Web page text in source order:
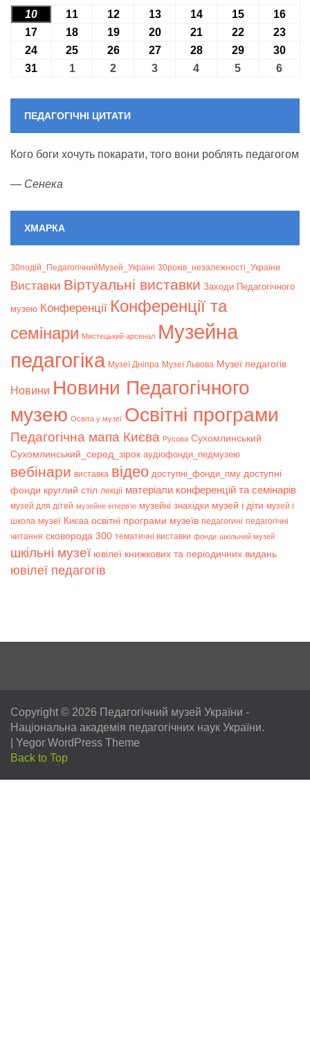
10 10.08.2026
11 11.08.2026
1212.08.2026
1313.08.2026
1414.08.2026
1515.08.2026
16
17 17.08.2026
18 18.08.2026
1919.08.2026
2020.08.2026
2121.08.2026
2222.08.2026
23
24 24.08.2026
25 25.08.2026
2626.08.2026
2727.08.2026
2828.08.2026
2929.08.2026
30
31 31.08.2026
101.09.2026
2 02.09.2026
3 03.09.2026
4 04.09.2026
5 05.09.2026
6
ПЕДАГОГІЧНІ ЦИТАТИ
Кого боги хочуть покарати, того вони роблять педагогом
— Сенека
ХМАРКА
30подій_ПедагогічнийМузей_Україні 30років_незалежності_України
Bиставки Віртуальні виставки Заходи Педагогічного
музею Конференції Конференції та
семінари Мистецький арсенал Музейна
педагогіка Музеї Дніпра Музеї Львова Музеї педагогів
Новини Новини Педагогічного
музею Освіта у музеї Освітні програми
Педагогічна мапа Києва Русова Сухомлинський
Сухомлинський_серед_зірок аудіофонди_педмузею
вебінари виставка відео доступні_фонди_пму доступні
фонди круглий стіл лекції матеріали конференцій та семінарів
музей для дітей музейне інтерв’ю музейні знахідки музей і діти музей і
школа музеї Києва освітні програми музеїв педагогині педагогічні
читання сковорода 300 тематичні виставки фонди шкільний музей
шкільні музеї ювілеї книжкових та періодичних видань
ювілеї педагогів
Copyright © 2026 Педагогічний музей України -
Національна академія педагогічних наук України.
Yegor WordPress Theme
Back to Top